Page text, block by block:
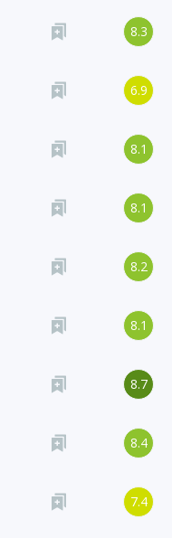
8.3
6.9
8.1
8.1
8.2
8.1
8.7
8.4
7.4